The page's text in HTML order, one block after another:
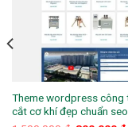
Theme wordpress công
cắt cơ khí đẹp chuẩn seo